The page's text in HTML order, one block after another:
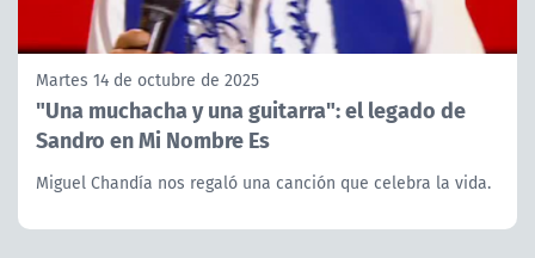
Martes 14 de octubre de 2025
"Una muchacha y una guitarra": el legado de
Sandro en Mi Nombre Es
Miguel Chandía nos regaló una canción que celebra la vida.